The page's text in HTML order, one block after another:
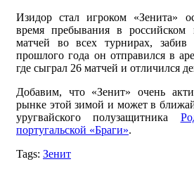
Изидор стал игроком «Зенита»
время пребывания в
матчей во всех турнирах,
прошлого года он отправился в
где сыграл 26 матчей и отличился
Добавим, что «Зенит» очень
рынке этой зимой и может в
уругвайского полузащитника
португальской «Браги».
Tags: Зенит